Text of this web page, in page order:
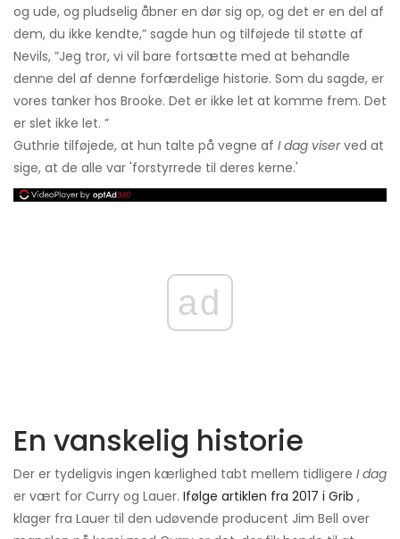
og ude, og pludselig åbner en dør sig op, og det er en del af
dem, du ikke kendte,” sagde hun og tilføjede til støtte af
Nevils, ”Jeg tror, ​​vi vil bare fortsætte med at behandle
denne del af denne forfærdelige historie. Som du sagde, er
vores tanker hos Brooke. Det er ikke let at komme frem. Det
er slet ikke let. ”
Guthrie tilføjede, at hun talte på vegne af I dag viserved at
sige, at de alle var 'forstyrrede til deres kerne.'
ad
En vanskelig historie
Der er tydeligvis ingen kærlighed tabt mellem tidligere I dag
er vært for Curry og Lauer. Ifølge artiklen fra 2017 i Grib ,
klager fra Lauer til den udøvende producent Jim Bell over